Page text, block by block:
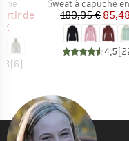
réduit
de
€
(6)
Product group
Sweat à capuche en
Prix
189,95 €Prix
4,5(